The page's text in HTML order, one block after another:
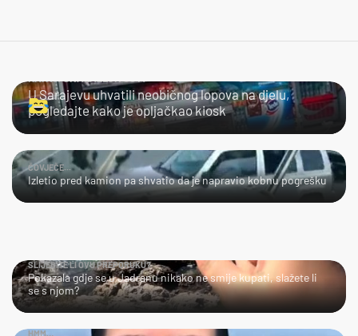
U Sarajevu uhvatili neobičnog lopova na djelu,
pogledajte kako je opljačkao kiosk
ČOVJEČE...
Izletio pred kamion pa shvatio da je napravio kobnu pogrešku
SLIJEDITE LI OVU PREPORUKU?
Pokazala gdje se u Jadranu nikako ne smije kupati, slažete li
se s njom?
HMM…